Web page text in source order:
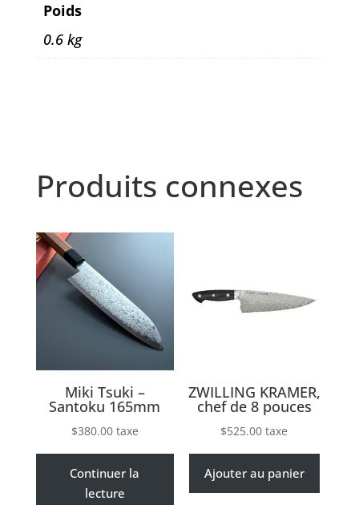
Poids
0.6 kg
Produits connexes
Miki Tsuki –
Santoku 165mm
$380.00 taxe
Continuer la
lecture
ZWILLING KRAMER,
chef de 8 pouces
$525.00 taxe
Ajouter au panier